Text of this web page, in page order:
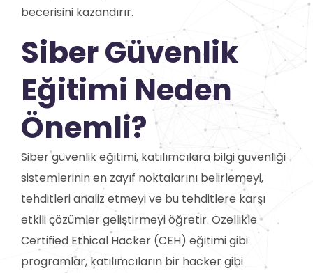
becerisini kazandırır.
Siber Güvenlik
Eğitimi Neden
Önemli?
Siber güvenlik eğitimi, katılımcılara bilgi güvenliği
sistemlerinin en zayıf noktalarını belirlemeyi,
tehditleri analiz etmeyi ve bu tehditlere karşı
etkili çözümler geliştirmeyi öğretir. Özellikle
Certified Ethical Hacker (CEH) eğitimi gibi
programlar, katılımcıların bir hacker gibi